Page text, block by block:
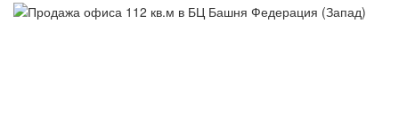
Previous